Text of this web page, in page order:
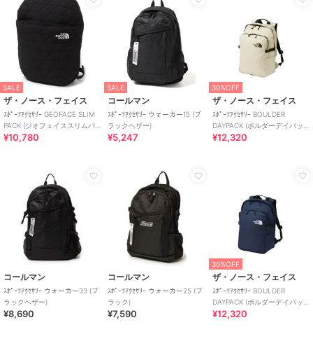
SALE
ザ・ノース・フェイス
ｽﾎﾟｰﾂｱｸｾｻﾘｰ GEOFACE SLIM
PACK (ジオフェイススリムパ
ック)
¥10,780
SALE
コールマン
ｽﾎﾟｰﾂｱｸｾｻﾘｰ ウォーカー15 (ブ
ラックヘザー)
¥5,247
30%OFF
ザ・ノース・フェイス
ｽﾎﾟｰﾂｱｸｾｻﾘｰ BOULDER
DAYPACK (ボルダーデイパッ
ク)
¥12,320
コールマン
ｽﾎﾟｰﾂｱｸｾｻﾘｰ ウォーカー33 (ブ
ラックヘザー)
¥8,690
コールマン
ｽﾎﾟｰﾂｱｸｾｻﾘｰ ウォーカー25 (ブ
ラック)
¥7,590
30%OFF
ザ・ノース・フェイス
ｽﾎﾟｰﾂｱｸｾｻﾘｰ BOULDER
DAYPACK (ボルダーデイパッ
ク)
¥12,320